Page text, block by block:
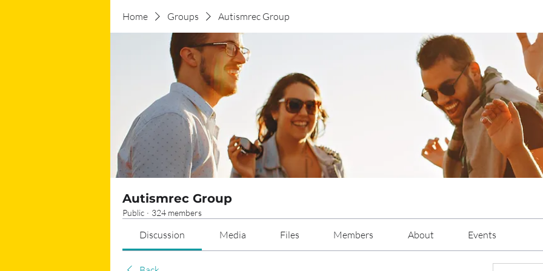
Home Groups Autismrec Group
Autismrec Group
Public · 324 members
Discussion Media Files Members About Events